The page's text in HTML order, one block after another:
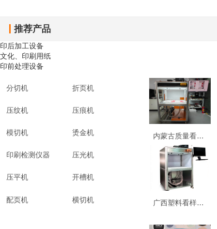
推荐产品
印后加工设备
文化、印刷用纸
印前处理设备
分切机 折页机
压纹机 压痕机
模切机 烫金机
印刷检测仪器 压光机
压平机 开槽机
配页机 横切机
内蒙古质量看样台电话 诚信服务 东莞普视智能科技供应
广西塑料看样台性价比 诚信服务 东莞普视智能科技供应